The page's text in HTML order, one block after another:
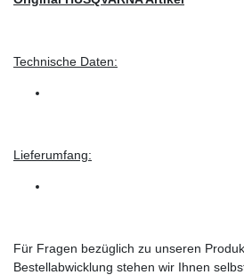
Technische Daten:
Lieferumfang:
Für Fragen bezüglich zu unseren
Bestellabwicklung stehen wir Ihnen